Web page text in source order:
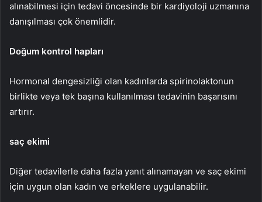
alınabilmesi için tedavi öncesinde bir kardiyoloji uzmanına
danışılması çok önemlidir.
Doğum kontrol hapları
Hormonal dengesizliği olan kadınlarda spirinolaktonun
birlikte veya tek başına kullanılması tedavinin başarısını
artırır.
saç ekimi
Diğer tedavilerle daha fazla yanıt alınamayan ve saç ekimi
için uygun olan kadın ve erkeklere uygulanabilir.